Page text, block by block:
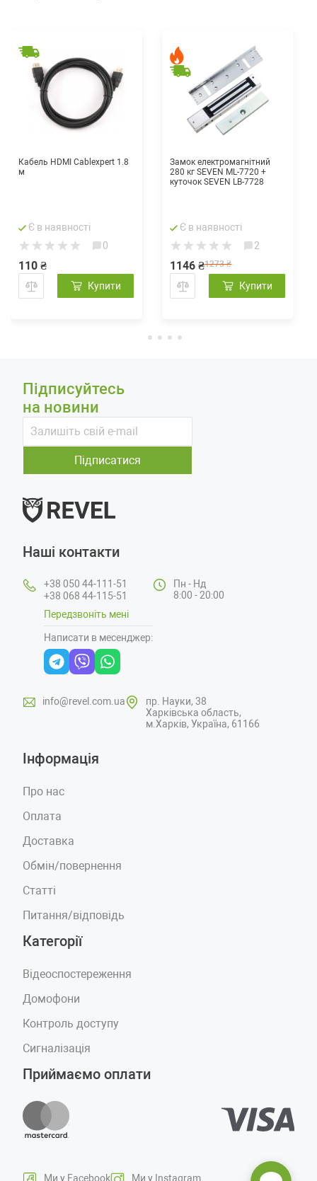
Кабель HDMI Cablexpert 1.8
м
Є в наявності
0
110 ₴
Купити
Замок електромагнітний
280 кг SEVEN ML-7720 +
куточок SEVEN LB-7728
Є в наявності
2
1273 ₴
1146 ₴
Купити
Підписуйтесь
на новини
Підписатися
Приймаємо оплати
Ми у Facebook Ми у Instagram
Категорії
Відеоспостереження
Домофони
Контроль доступу
Сигналізація
Інформація
Про нас
Оплата
Доставка
Обмін/повернення
Статті
Питання/відповідь
Наші контакти
+38 050 44-111-51
+38 068 44-115-51
Передзвоніть мені
Написати в месенджер:
Пн - Нд
8:00 - 20:00
info@revel.com.ua
пр. Науки, 38
Харківська область,
м.Харків, Україна, 61166